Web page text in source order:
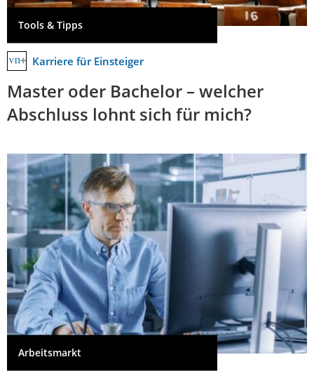
Tools & Tipps
Karriere für Einsteiger
Master oder Bachelor – welcher
Abschluss lohnt sich für mich?
Arbeitsmarkt